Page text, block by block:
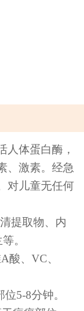
人体蛋白酶，
、激素。经急
对儿童无任何
提取物、内
。
、VC、
位5-8分钟。